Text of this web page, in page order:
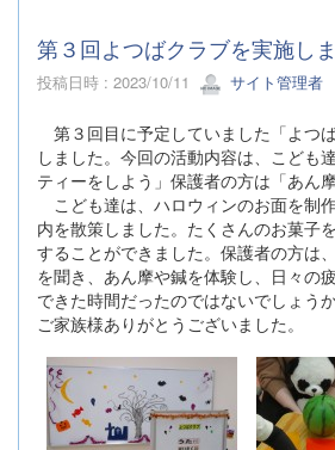
第３回よつばクラブを実施し
投稿日時 : 2023/10/11 サイト管理者
第３回目に予定していました「よつ
しました。今回の活動内容は、こども
ティーをしよう」保護者の方は「あ
こども達は、ハロウィンのお面を制
内を散策しました。たくさんのお菓子
することができました。保護者の方は
を聞き、あん摩や鍼を体験し、日々の
できた時間だったのではないでしょう
ご家族様ありがとうございました。